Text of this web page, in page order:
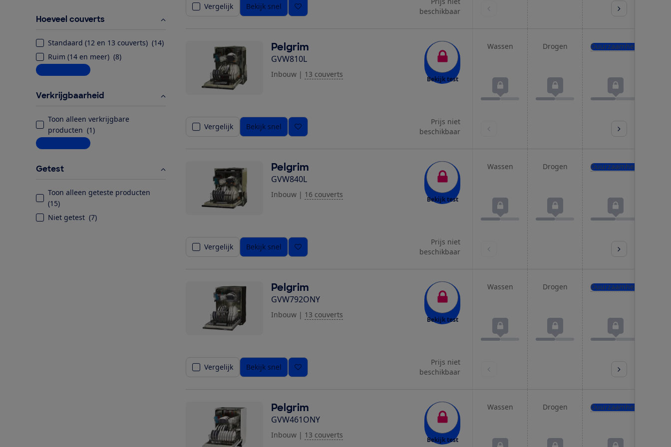
Hoeveel couverts
Standaard (12 en 13 couverts) (14)
Ruim (14 en meer) (8)
Meer informatie
Verkrijgbaarheid
Toon alleen verkrijgbare
producten (1)
Meer informatie
Getest
Toon alleen geteste producten
(15)
Niet getest (7)
Vergelijk Bekijk snel
beschikbaar
Pelgrim
GVW810L
Inbouw | 13 couverts
Bekijk test
Vergelijk Bekijk snel
Prijs niet
beschikbaar
Wassen Drogen Duurzaamheid
Pelgrim
GVW840L
Inbouw | 16 couverts
Bekijk test
Vergelijk Bekijk snel
Prijs niet
beschikbaar
Wassen Drogen Duurzaamheid
Pelgrim
GVW792ONY
Inbouw | 13 couverts
Bekijk test
Vergelijk Bekijk snel
Prijs niet
beschikbaar
Wassen Drogen Duurzaamheid
Pelgrim
GVW461ONY
Inbouw | 13 couverts
Bekijk test
Wassen Drogen Duurzaamheid